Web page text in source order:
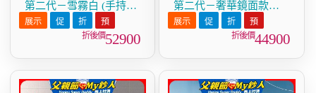
第二代－雪霧白 (手持蒸
氣掛燙款) R723SB
52900
第二代－奢華鏡面款
(R723MG)
44900